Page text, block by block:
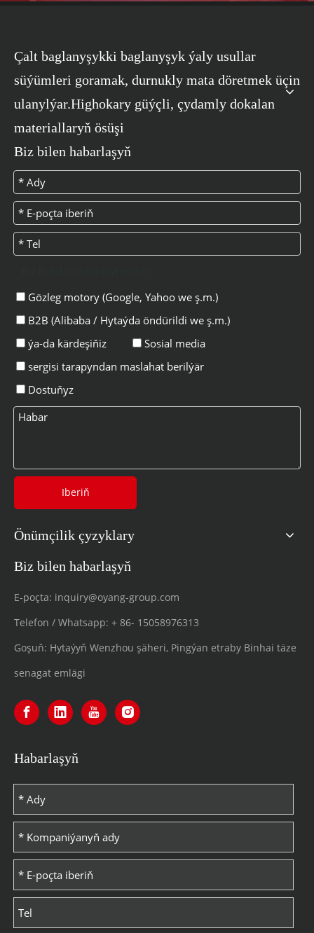
Çalt baglanyşykki baglanyşyk ýaly usullar
süýümleri goramak, durnukly mata döretmek üçin
ulanylýar.Highokary güýçli, çydamly dokalan
materiallaryň ösüşi
Biz bilen habarlaşyň
Gözleg motory (Google, Yahoo we ş.m.)
B2B (Alibaba / Hytaýda öndürildi we ş.m.)
ýa-da kärdeşiňiz
Sosial media
sergisi tarapyndan maslahat berilýär
Dostuňyz
Iberiň
Önümçilik çyzyklary
Biz bilen habarlaşyň
E-poçta: inquiry@oyang-group.com
Telefon / Whatsapp: + 86- 15058976313
Goşuň: Hytaýyň Wenzhou şäheri, Pingýan etraby Binhai täze
senagat emlägi
Habarlaşyň